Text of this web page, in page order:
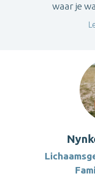
waar je